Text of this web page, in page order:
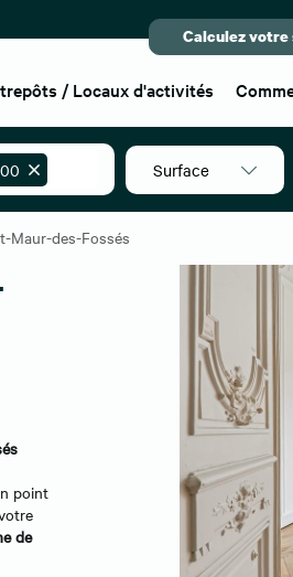
Calculez votre
/ Locaux d'activités
Surface
Maur-des-Fossés
point
de